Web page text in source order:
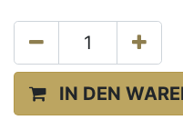
IN DEN